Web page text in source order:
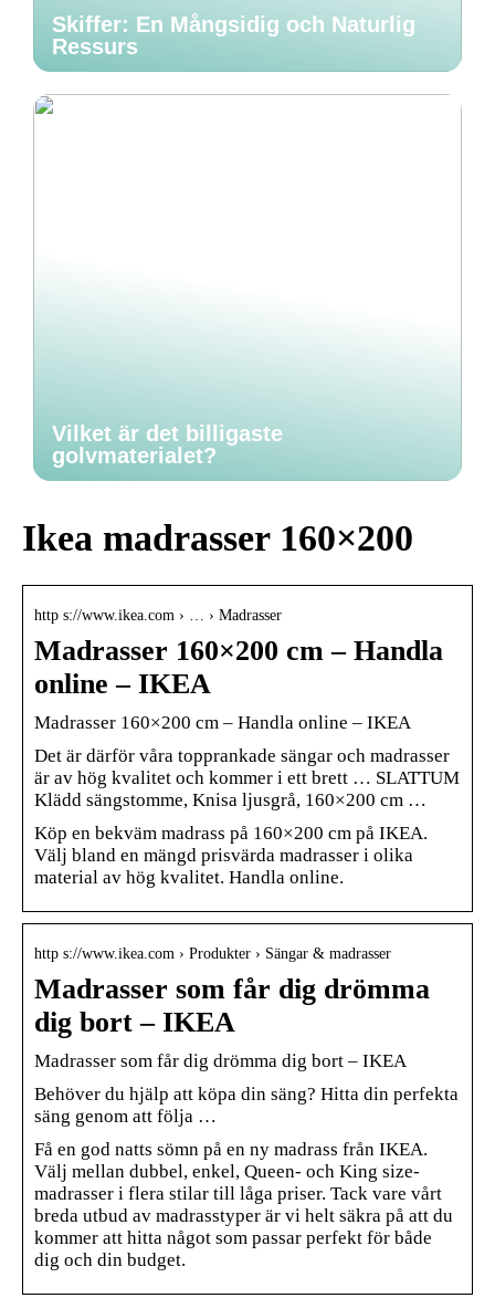
Skiffer: En Mångsidig och Naturlig
Ressurs
Vilket är det billigaste
golvmaterialet?
Ikea madrasser 160×200
http s://www.ikea.com › … › Madrasser
Madrasser 160×200 cm – Handla
online – IKEA
Madrasser 160×200 cm – Handla online – IKEA
Det är därför våra topprankade sängar och madrasser
är av hög kvalitet och kommer i ett brett … SLATTUM
Klädd sängstomme, Knisa ljusgrå, 160×200 cm …
Köp en bekväm madrass på 160×200 cm på IKEA.
Välj bland en mängd prisvärda madrasser i olika
material av hög kvalitet. Handla online.
http s://www.ikea.com › Produkter › Sängar & madrasser
Madrasser som får dig drömma
dig bort – IKEA
Madrasser som får dig drömma dig bort – IKEA
Behöver du hjälp att köpa din säng? Hitta din perfekta
säng genom att följa …
Få en god natts sömn på en ny madrass från IKEA.
Välj mellan dubbel, enkel, Queen- och King size-
madrasser i flera stilar till låga priser. Tack vare vårt
breda utbud av madrasstyper är vi helt säkra på att du
kommer att hitta något som passar perfekt för både
dig och din budget.